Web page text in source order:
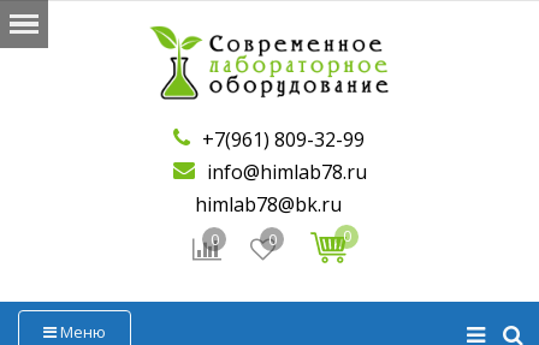
+7(961) 809-32-99
info@himlab78.ru
himlab78@bk.ru
0 0 0
Меню